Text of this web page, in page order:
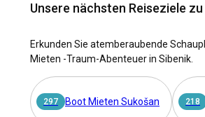
konkurrenzlos. Die angenehmen
ergänzt durch moderne Yachthäfen und
Yachtversorgungseinrichtungen,
Umgebung für ein unvergessliches
Egal, ob Sie ein erfahrener Segler oder
Unsere nächsten Reiseziele
Erkunden Sie atemberaubende
Mieten -Traum-Abenteuer in Sibenik.
297 Boot Mieten Sukošan 218